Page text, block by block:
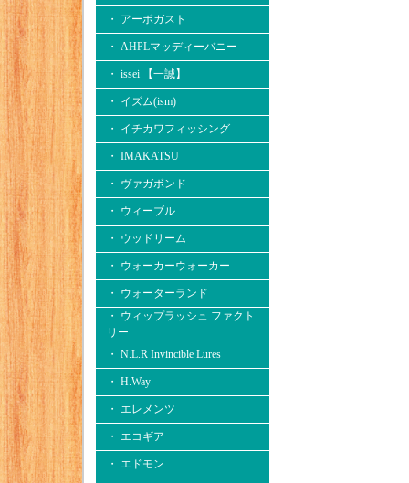
・ アーボガスト
・ AHPLマッディーバニー
・ issei 【一誠】
・ イズム(ism)
・ イチカワフィッシング
・ IMAKATSU
・ ヴァガボンド
・ ウィーブル
・ ウッドリーム
・ ウォーカーウォーカー
・ ウォーターランド
・ ウィップラッシュ ファクト
リー
・ N.L.R Invincible Lures
・ H.Way
・ エレメンツ
・ エコギア
・ エドモン